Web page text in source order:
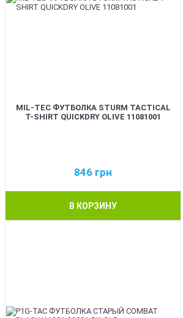
MIL-TEC ФУТБОЛКА STURM TACTICAL
T-SHIRT QUICKDRY OLIVE 11081001
846 грн
В КОРЗИНУ